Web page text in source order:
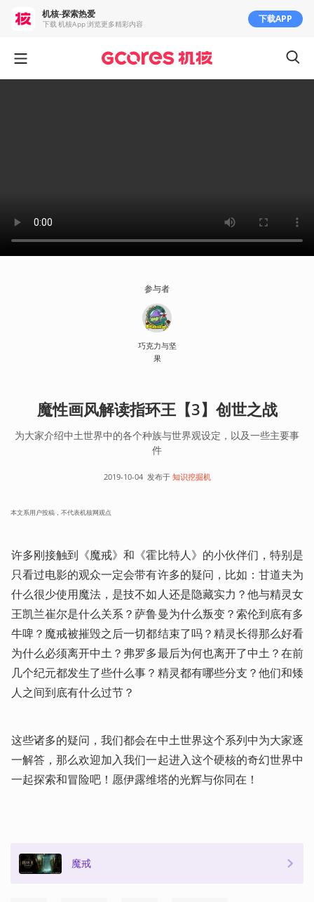
参与者
巧克力与坚
果
魔性画风解读指环王【3】创世之战
为大家介绍中土世界中的各个种族与世界观设定，以及一些主要事
件
2019-10-04 发布于 知识挖掘机
本文系用户投稿，不代表机核网观点
许多刚接触到《魔戒》和《霍比特人》的小伙伴们，特别是
只看过电影的观众一定会带有许多的疑问，比如：甘道夫为
什么很少使用魔法，是技不如人还是隐藏实力？他与精灵女
王凯兰崔尔是什么关系？萨鲁曼为什么叛变？索伦到底有多
牛啤？魔戒被摧毁之后一切都结束了吗？精灵长得那么好看
为什么必须离开中土？弗罗多最后为何也离开了中土？在前
几个纪元都发生了些什么事？精灵都有哪些分支？他们和矮
人之间到底有什么过节？
这些诸多的疑问，我们都会在中土世界这个系列中为大家逐
一解答，那么欢迎加入我们一起进入这个硬核的奇幻世界中
一起探索和冒险吧！愿伊露维塔的光辉与你同在！
魔戒
机核-探索热爱
下载 机核App 浏览更多精彩内容 下载APP